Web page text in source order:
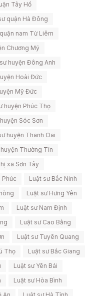
Tây Hồ
quận Hà Đông
nam Từ Liêm
Chương Mỹ
huyện Đông Anh
Hoài Đức
Mỹ Đức
huyện Phúc Thọ
Sóc Sơn
huyện Thanh Oai
Thường Tín
xã Sơn Tây
Phúc
Luật sư Bắc Ninh
Luật sư Hưng Yên
Luật sư Nam Định
Luật sư Cao Bằng
Luật sư Tuyên Quang
Thọ
Luật sư Bắc Giang
Luật sư Yên Bái
Luật sư Hòa Bình